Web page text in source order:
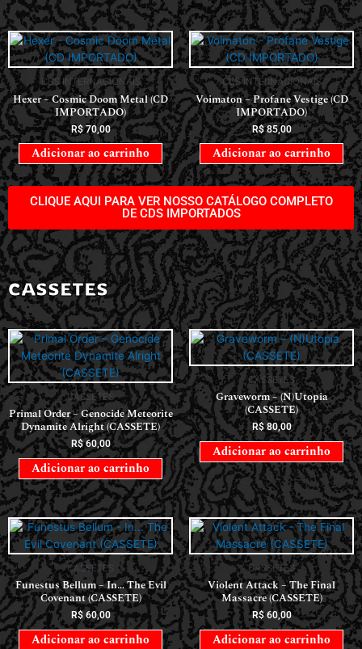
CDS INTERNACIONAIS
Hexer – Cosmic Doom Metal (CD
IMPORTADO)
R$70,00
Adicionar ao carrinho
CDS INTERNACIONAIS
Voimaton – Profane Vestige (CD
IMPORTADO)
R$85,00
Adicionar ao carrinho
CLIQUE AQUI PARA VER NOSSO CATÁLOGO COMPLETO
DE CDS IMPORTADOS
CASSETES
CASSETES
Primal Order – Genocide Meteorite
Dynamite Alright (CASSETE)
R$60,00
Adicionar ao carrinho
CASSETES
Graveworm – (N)Utopia
(CASSETE)
R$80,00
Adicionar ao carrinho
CASSETES
Funestus Bellum – In… The Evil
Covenant (CASSETE)
R$60,00
Adicionar ao carrinho
CASSETES
Violent Attack – The Final
Massacre (CASSETE)
R$60,00
Adicionar ao carrinho